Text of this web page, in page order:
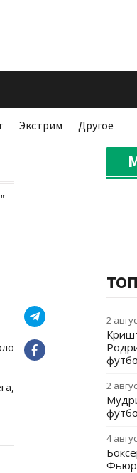
Экстрим Другое
2
2
4